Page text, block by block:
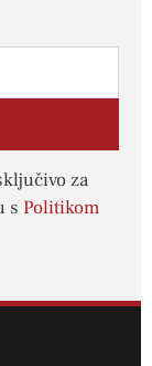
za
s Politikom